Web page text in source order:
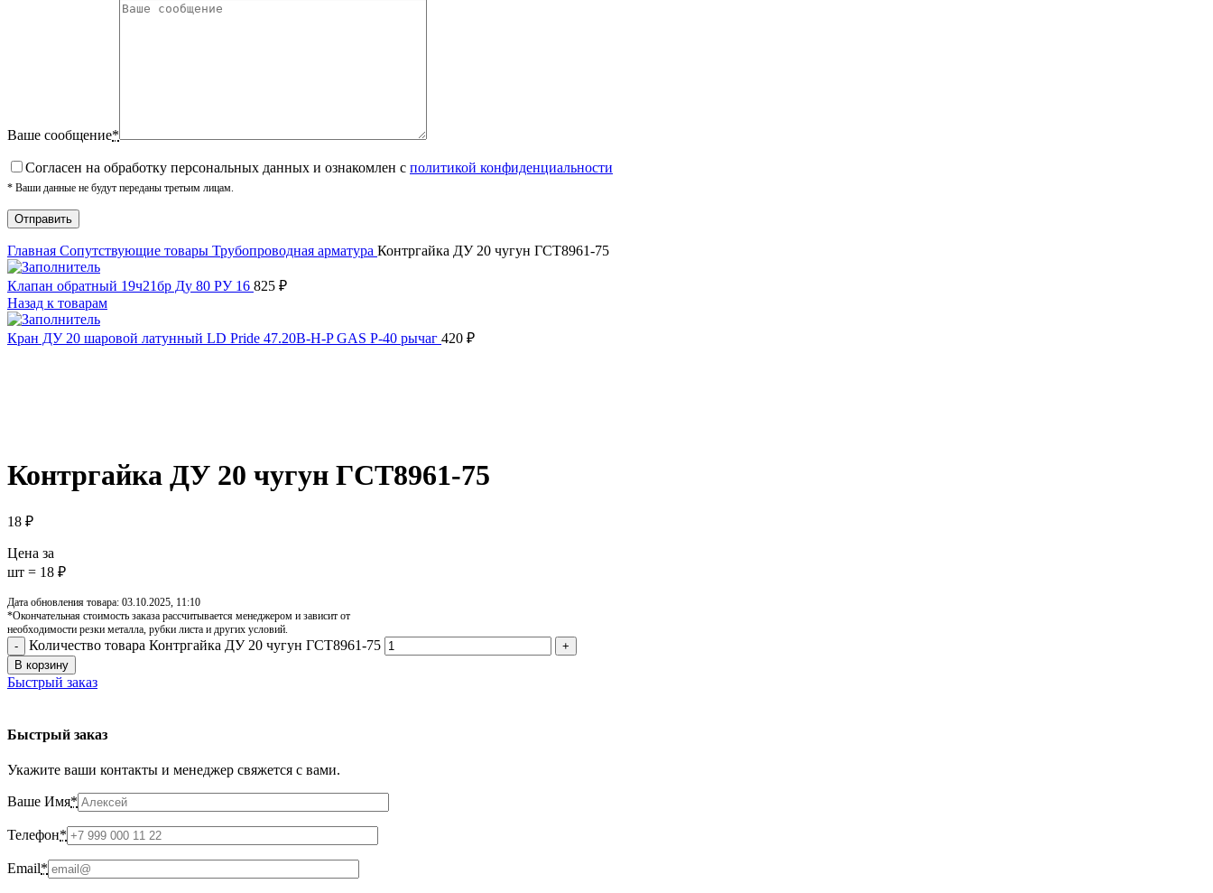
Ваше сообщение*
Cогласен на обработку персональных данных и ознакомлен с политикой конфиденциальности
* Ваши данные не будут переданы третьим лицам.
Главная Сопутствующие товары Трубопроводная арматура Контргайка ДУ 20 чугун ГСТ8961-75
Клапан обратный 19ч21бр Ду 80 РУ 16 825 ₽
Назад к товарам
Кран ДУ 20 шаровой латунный LD Pride 47.20B-H-P GAS P-40 рычаг 420 ₽
Контргайка ДУ 20 чугун ГСТ8961-75
18 ₽
Цена за
шт = 18 ₽
Дата обновления товара: 03.10.2025, 11:10
*Окончательная стоимость заказа рассчитывается менеджером и зависит от
необходимости резки металла, рубки листа и других условий.
Количество товара Контргайка ДУ 20 чугун ГСТ8961-75
В корзину
Быстрый заказ
Быстрый заказ
Укажите ваши контакты и менеджер свяжется с вами.
Ваше Имя*
Телефон*
Email*